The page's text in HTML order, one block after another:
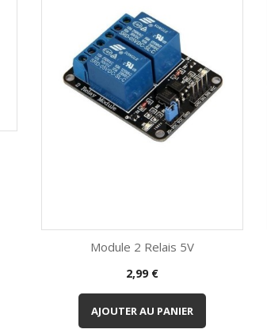
Aperçu rapide
Module 2 Relais 5V
Prix
2,99 €
AJOUTER AU PANIER